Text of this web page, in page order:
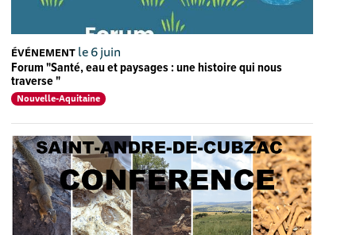
ÉVÉNEMENT le 6 juin
Forum "Santé, eau et paysages : une histoire qui nous
traverse "
Nouvelle-Aquitaine